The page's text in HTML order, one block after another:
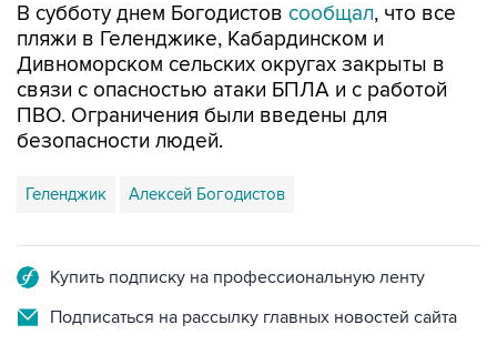
В субботу днем Богодистов сообщал, что все
пляжи в Геленджике, Кабардинском и
Дивноморском сельских округах закрыты в
связи с опасностью атаки БПЛА и с работой
ПВО. Ограничения были введены для
безопасности людей.
Геленджик Алексей Богодистов
Купить подписку на профессиональную ленту
Подписаться на рассылку главных новостей сайта